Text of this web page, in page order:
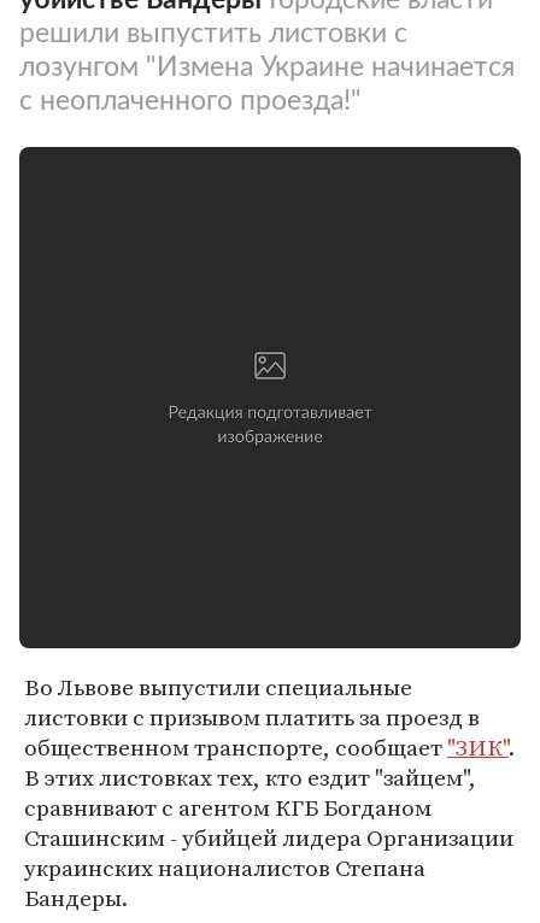
решили выпустить листовки с
лозунгом "Измена Украине начинается
с неоплаченного проезда!"
Во Львове выпустили специальные
листовки с призывом платить за проезд в
общественном транспорте, сообщает"ЗИК".
В этих листовках тех, кто ездит "зайцем",
сравнивают с агентом КГБ Богданом
Сташинским - убийцей лидера Организации
украинских националистов Степана
Бандеры.